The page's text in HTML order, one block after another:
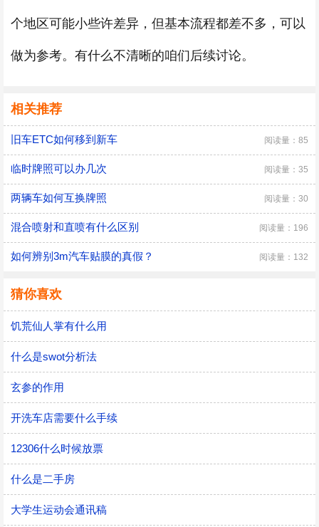
个地区可能小些许差异，但基本流程都差不多，可以
做为参考。有什么不清晰的咱们后续讨论。
相关推荐
旧车ETC如何移到新车 阅读量：85
临时牌照可以办几次 阅读量：35
两辆车如何互换牌照 阅读量：30
混合喷射和直喷有什么区别 阅读量：196
如何辨别3m汽车贴膜的真假？ 阅读量：132
猜你喜欢
饥荒仙人掌有什么用
什么是swot分析法
玄参的作用
开洗车店需要什么手续
12306什么时候放票
什么是二手房
大学生运动会通讯稿